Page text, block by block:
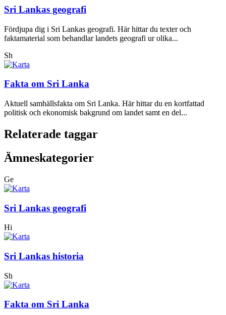
Sri Lankas geografi
Fördjupa dig i Sri Lankas geografi. Här hittar du texter och
faktamaterial som behandlar landets geografi ur olika...
Sh
Fakta om Sri Lanka
Aktuell samhällsfakta om Sri Lanka. Här hittar du en kortfattad
politisk och ekonomisk bakgrund om landet samt en del...
Relaterade taggar
Ämneskategorier
Ge
Sri Lankas geografi
Hi
Sri Lankas historia
Sh
Fakta om Sri Lanka